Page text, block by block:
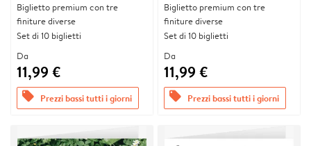
Biglietto premium con tre
finiture diverse
Set di 10 biglietti
Da
11,99 €
offers Prezzi bassi tutti i giorni
Biglietto premium con tre
finiture diverse
Set di 10 biglietti
Da
11,99 €
offers Prezzi bassi tutti i giorni